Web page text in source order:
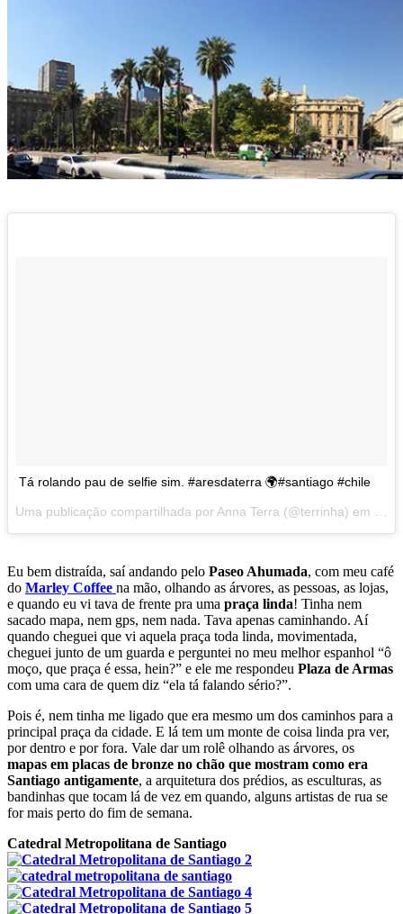
Tá rolando pau de selfie sim. #aresdaterra 🌍#santiago #chile
Eu bem distraída, saí andando pelo Paseo Ahumada, com meu café
do Marley Coffee na mão, olhando as árvores, as pessoas, as lojas,
e quando eu vi tava de frente pra uma praça linda! Tinha nem
sacado mapa, nem gps, nem nada. Tava apenas caminhando. Aí
quando cheguei que vi aquela praça toda linda, movimentada,
cheguei junto de um guarda e perguntei no meu melhor espanhol “ô
moço, que praça é essa, hein?” e ele me respondeu Plaza de Armas
com uma cara de quem diz “ela tá falando sério?”.
Pois é, nem tinha me ligado que era mesmo um dos caminhos para a
principal praça da cidade. E lá tem um monte de coisa linda pra ver,
por dentro e por fora. Vale dar um rolê olhando as árvores, os
mapas em placas de bronze no chão que mostram como era
Santiago antigamente, a arquitetura dos prédios, as esculturas, as
bandinhas que tocam lá de vez em quando, alguns artistas de rua se
for mais perto do fim de semana.
Catedral Metropolitana de Santiago